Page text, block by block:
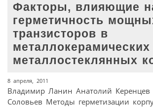
Факторы, влияющие
герметичность
транзисторов в
металлокерамических
металлостеклянных
8 апреля, 2011
Владимир Ланин Анатолий Керенцев
Соловьев Методы герметизации